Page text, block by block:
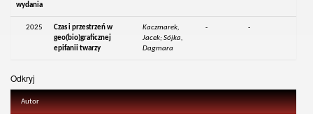
wydania
2025
Czas i przestrzeń w
geo(bio)graficznej
epifanii twarzy
Kaczmarek,
Jacek; Sójka,
Dagmara
- -
Odkryj
Autor